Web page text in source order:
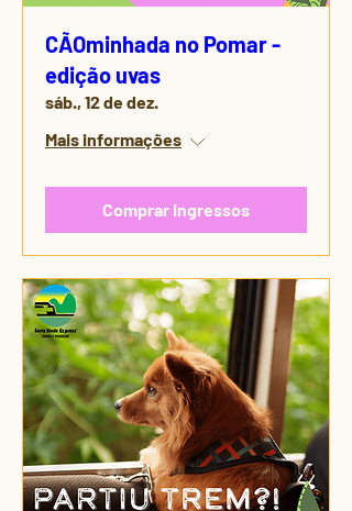
CÃOminhada no Pomar -
edição uvas
sáb., 12 de dez.
Mais informações
Comprar ingressos